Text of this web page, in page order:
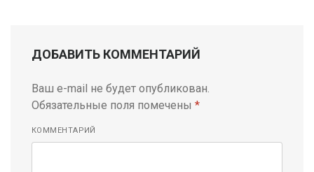
ДОБАВИТЬ КОММЕНТАРИЙ
Ваш e-mail не будет опубликован.
Обязательные поля помечены *
КОММЕНТАРИЙ